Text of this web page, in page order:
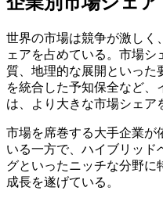
世界の市場は競争が激しく
ェアを占めている。市場
質、地理的な展開といった
を統合した予知保全など、
は、より大きな市場シェア
市場を席巻する大手企業が
いる一方で、ハイブリッド
グといったニッチな分野に
成長を遂げている。